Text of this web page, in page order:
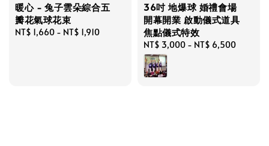
暖心 - 兔子雲朵綜合五
瓣花氣球花束
Regular
NT$ 1,660 - NT$ 1,910
36吋 地爆球 婚禮會場
開幕開業 啟動儀式道具
焦點儀式特效
Regular
price
NT$ 3,000 - NT$ 6,500